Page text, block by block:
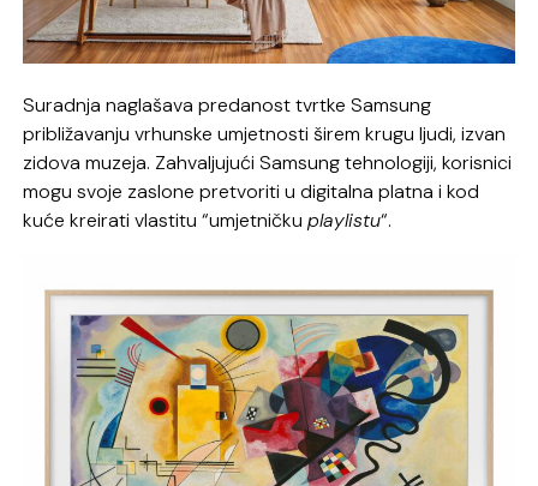
Suradnja naglašava predanost tvrtke Samsung
približavanju vrhunske umjetnosti širem krugu ljudi, izvan
zidova muzeja. Zahvaljujući Samsung tehnologiji, korisnici
mogu svoje zaslone pretvoriti u digitalna platna i kod
kuće kreirati vlastitu “umjetničkuplaylistu“.